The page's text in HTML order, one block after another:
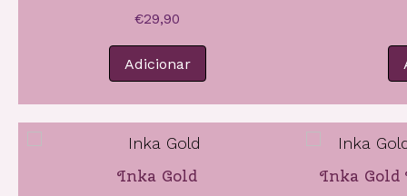
€29,90
Adicionar
Inka Gold Inka Gold